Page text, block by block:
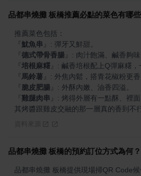
品都串燒攤 板橋推薦必點的菜色有哪些
魷魚串
德式帶骨香腸
培根麻糬
馬鈴薯
脆皮肥腸
雞腿肉串
: 烤得外層有一點酥、裡
其烤醬跟雞皮交融的那一層真的香到不
品都串燒攤 板橋的預約訂位方式為何？
品都串燒攤 板橋提供現場掃QR Code